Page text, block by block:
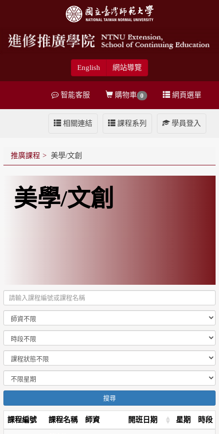
English 網站導覽
網頁選單
購物車 0
智能客服
學員登入
課程系列
相關連結
推廣課程 美學/文創
美學/文創
搜尋
課程編號 課程名稱 師資 開班日期 星期 時段